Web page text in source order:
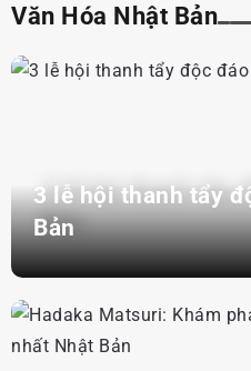
Văn Hóa Nhật Bản
3 lễ hội thanh tẩy
Bản